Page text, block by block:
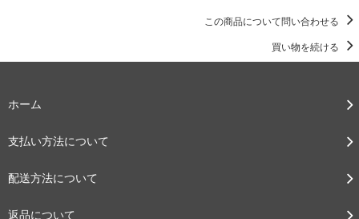
この商品について問い合わせる
買い物を続ける
ホーム
支払い方法について
配送方法について
返品について